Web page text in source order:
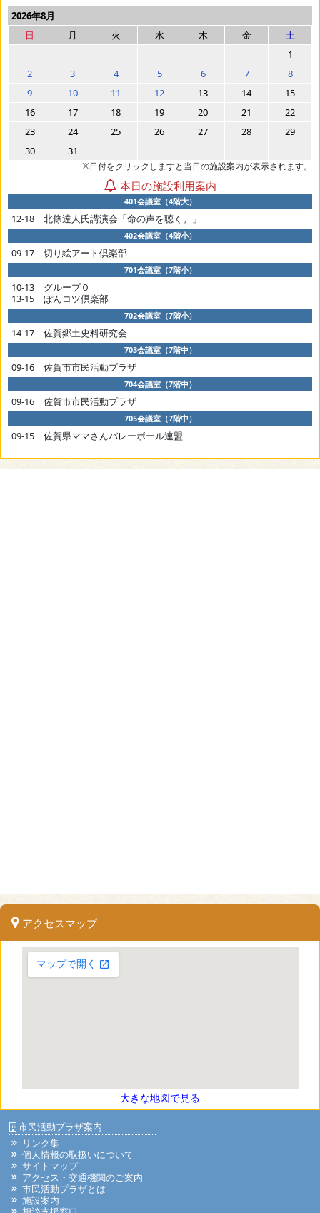
2026年8月
日
月 火 水 木 金
土
1
2
3 4 5 6 7
8
9
10 11 12 13 14
15
16
17 18 19 20 21
22
23
24 25 26 27 28
29
30
31
※日付をクリックしますと当日の施設案内が表示されます。
本日の施設利用案内
401会議室（4階大）
12-18 北條達人氏講演会「命の声を聴く。」
402会議室（4階小）
09-17 切り絵アート倶楽部
701会議室（7階小）
10-13 グループ０
13-15 ぽんコツ倶楽部
702会議室（7階小）
14-17 佐賀郷土史料研究会
703会議室（7階中）
09-16 佐賀市市民活動プラザ
704会議室（7階中）
09-16 佐賀市市民活動プラザ
705会議室（7階中）
09-15 佐賀県ママさんバレーボール連盟
アクセスマップ
大きな地図で見る
市民活動プラザ案内
リンク集
個人情報の取扱いについて
サイトマップ
アクセス・交通機関のご案内
市民活動プラザとは
施設案内